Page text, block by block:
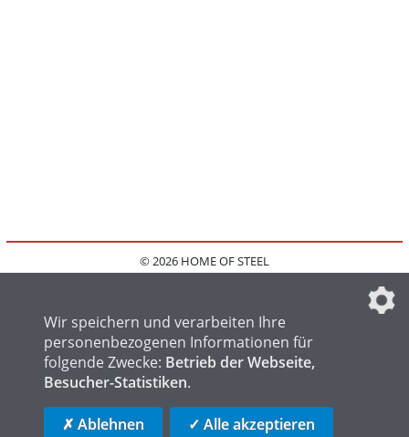
© 2026 HOME OF STEEL
IMPRESSUM
FAQ
DATENSCHUTZEINSTELLUNGEN
HOME OF LOGISTICS
Wir speichern und verarbeiten Ihre
personenbezogenen Informationen für
folgende Zwecke: Betrieb der Webseite,
Besucher-Statistiken.
✗ Ablehnen ✓ Alle akzeptieren